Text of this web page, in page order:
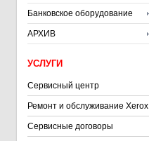
Банковское оборудование
АРХИВ
УСЛУГИ
Сервисный центр
Ремонт и обслуживание Xerox
Сервисные договоры